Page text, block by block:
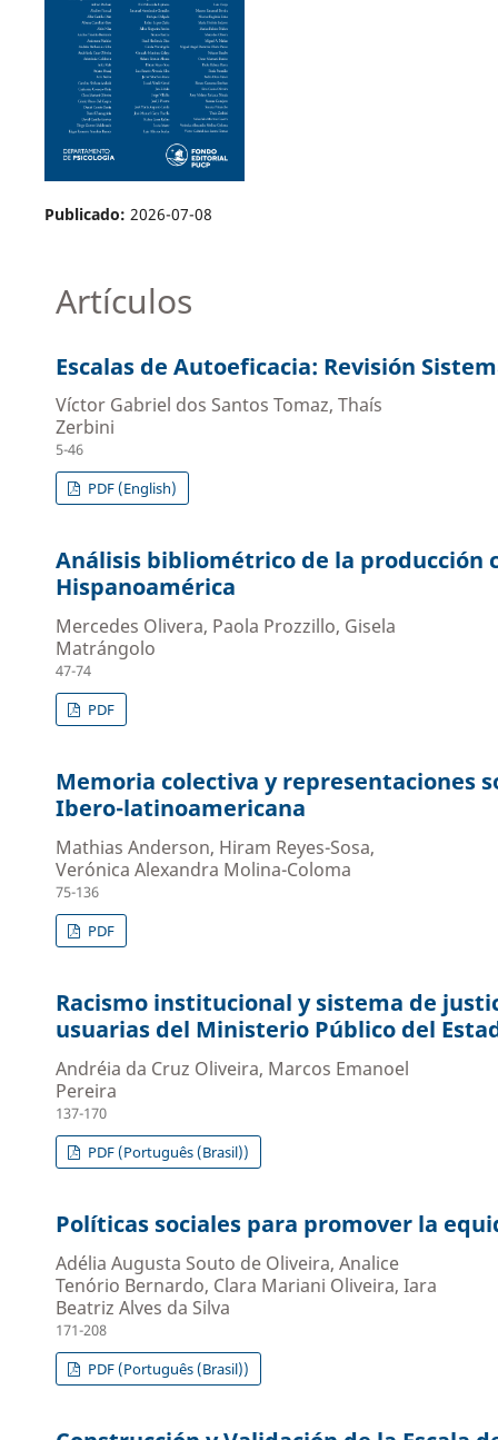
Publicado: 2026-07-08
Artículos
Escalas de Autoeficacia: Revisión
Víctor Gabriel dos Santos Tomaz, Thaís
Zerbini
5-46
PDF (English)
Análisis bibliométrico de la producción
Hispanoamérica
Mercedes Olivera, Paola Prozzillo, Gisela
Matrángolo
47-74
PDF
Memoria colectiva y representaciones
Ibero-latinoamericana
Mathias Anderson, Hiram Reyes-Sosa,
Verónica Alexandra Molina-Coloma
75-136
PDF
Racismo institucional y sistema de
usuarias del Ministerio Público del
Andréia da Cruz Oliveira, Marcos Emanoel
Pereira
137-170
PDF (Português (Brasil))
Políticas sociales para promover la
Adélia Augusta Souto de Oliveira, Analice
Tenório Bernardo, Clara Mariani Oliveira, Iara
Beatriz Alves da Silva
171-208
PDF (Português (Brasil))